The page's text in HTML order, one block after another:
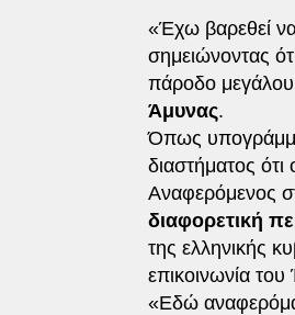
«Έχω βαρεθεί
σημειώνοντας
πάροδο μεγάλου
Άμυνας.
Όπως
διαστήματος ότι
Αναφερόμενος
διαφορετική
της ελληνικής
επικοινωνία
«Εδώ